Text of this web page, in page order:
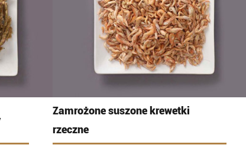
Zamrożone suszone krewetki
rzeczne